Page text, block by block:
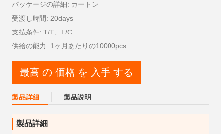
パッケージの詳細: カートン
受渡し時間: 20days
支払条件: T/T、L/C
供給の能力: 1ヶ月あたりの10000pcs
最高 の 価格 を 入手 する
製品詳細 製品説明
製品詳細